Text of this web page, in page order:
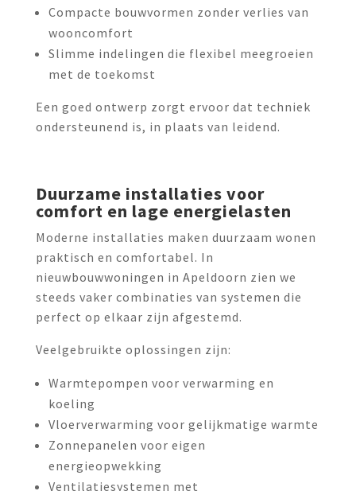
Compacte bouwvormen zonder verlies van
wooncomfort
Slimme indelingen die flexibel meegroeien
met de toekomst
Een goed ontwerp zorgt ervoor dat techniek
ondersteunend is, in plaats van leidend.
Duurzame installaties voor
comfort en lage energielasten
Moderne installaties maken duurzaam wonen
praktisch en comfortabel. In
nieuwbouwwoningen in Apeldoorn zien we
steeds vaker combinaties van systemen die
perfect op elkaar zijn afgestemd.
Veelgebruikte oplossingen zijn:
Warmtepompen voor verwarming en
koeling
Vloerverwarming voor gelijkmatige warmte
Zonnepanelen voor eigen
energieopwekking
Ventilatiesystemen met